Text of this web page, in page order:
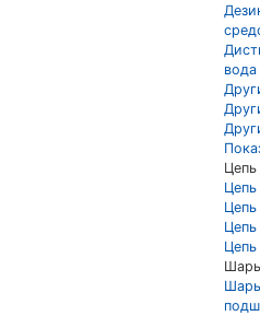
вода
Цепь
Цепь
Цепь
Цепь